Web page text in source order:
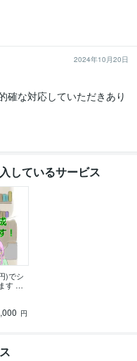
2024年10月20日
確な対応していただきあり
しているサービス
)でシ
す 小
漫
で
円